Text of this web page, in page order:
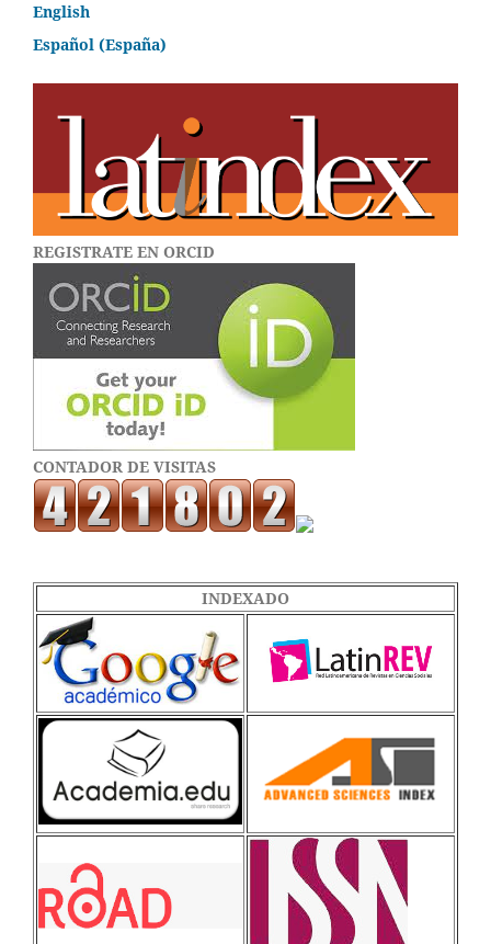
English
Español (España)
REGISTRATE EN ORCID
CONTADOR DE VISITAS
INDEXADO